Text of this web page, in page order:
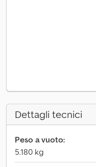
Dettagli tecnici
Peso a vuoto:
5.180 kg